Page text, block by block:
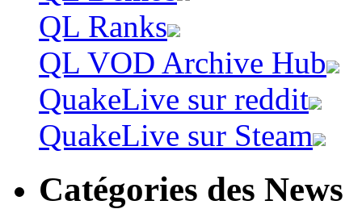
QL Ranks
QL VOD Archive Hub
QuakeLive sur reddit
QuakeLive sur Steam
Catégories des News